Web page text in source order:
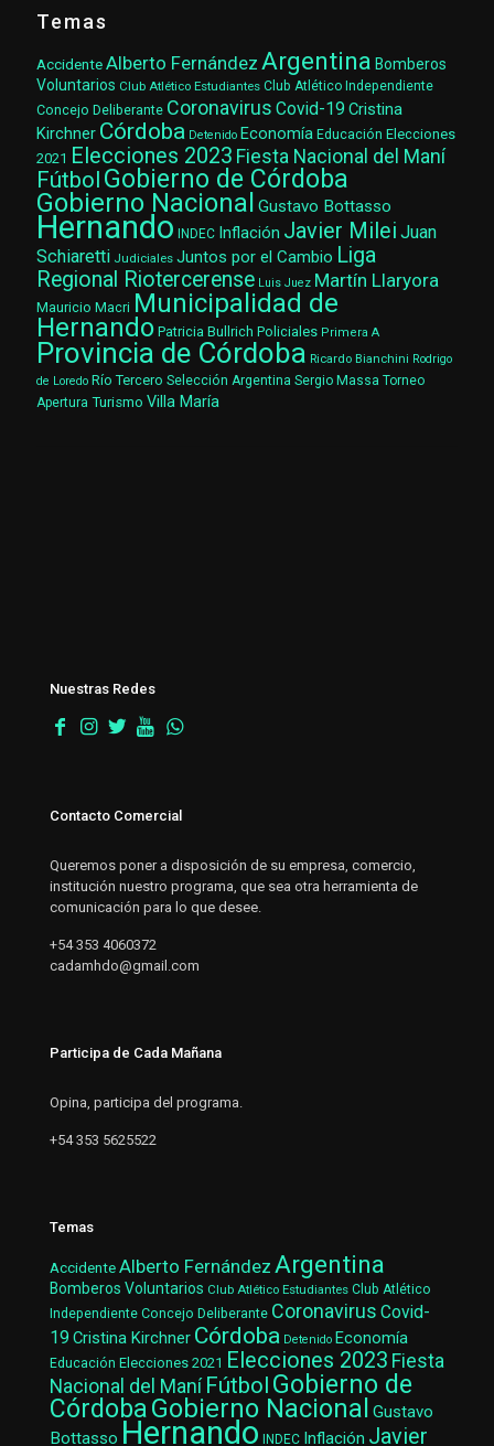
Temas
AccidenteAlberto Fernández Argentina Bomberos
Voluntarios Club Atlético Estudiantes Club Atlético Independiente
Concejo Deliberante Coronavirus Covid-19 Cristina
Kirchner Córdoba Detenido Economía Educación Elecciones
2021 Elecciones 2023 Fiesta Nacional del Maní
Fútbol Gobierno de Córdoba
Gobierno Nacional Gustavo Bottasso
Hernando INDEC Inflación Javier Milei Juan
Schiaretti Judiciales Juntos por el Cambio Liga
Regional Riotercerense Luis Juez Martín Llaryora
Mauricio Macri Municipalidad de
Hernando Patricia Bullrich Policiales Primera A
Provincia de Córdoba Ricardo Bianchini Rodrigo
de Loredo Río Tercero Selección Argentina Sergio Massa Torneo
Apertura Turismo Villa María
Nuestras Redes
Contacto Comercial
Queremos poner a disposición de su empresa, comercio,
institución nuestro programa, que sea otra herramienta de
comunicación para lo que desee.
+54 353 4060372
cadamhdo@gmail.com
Participa de Cada Mañana
Opina, participa del programa.
+54 353 5625522
Temas
AccidenteAlberto Fernández Argentina
Bomberos Voluntarios Club Atlético Estudiantes Club Atlético
Independiente Concejo Deliberante Coronavirus Covid-
19 Cristina Kirchner Córdoba Detenido Economía
Educación Elecciones 2021 Elecciones 2023 Fiesta
Nacional del Maní Fútbol Gobierno de
CórdobaGobierno Nacional Gustavo
Bottasso Hernando INDEC Inflación Javier